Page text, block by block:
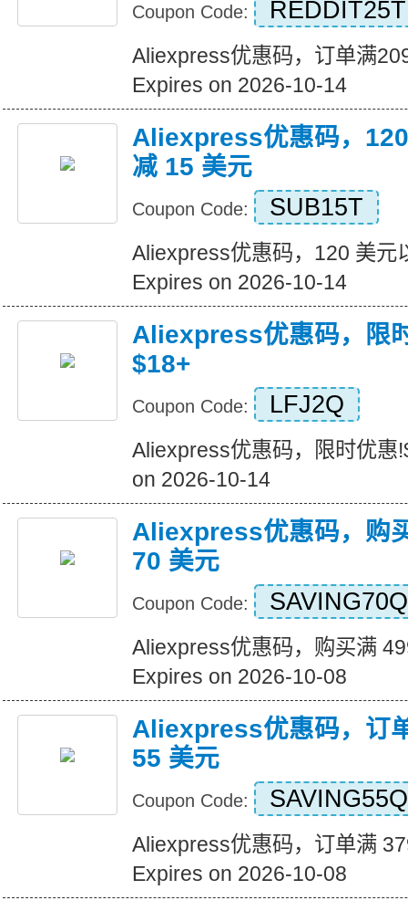
Coupon Code: REDDIT25T
Aliexpress优惠码，订单满
Expires on 2026-10-14
Aliexpress优惠码，
减 15 美元
Coupon Code: SUB15T
Aliexpress优惠码，120 美元
Expires on 2026-10-14
Aliexpress优惠码，限
$18+
Coupon Code: LFJ2Q
Aliexpress优惠码，限时优惠
on 2026-10-14
Aliexpress优惠码，购
70 美元
Coupon Code: SAVING70Q
Aliexpress优惠码，购买满
Expires on 2026-10-08
Aliexpress优惠码，订
55 美元
Coupon Code: SAVING55Q
Aliexpress优惠码，订单满
Expires on 2026-10-08